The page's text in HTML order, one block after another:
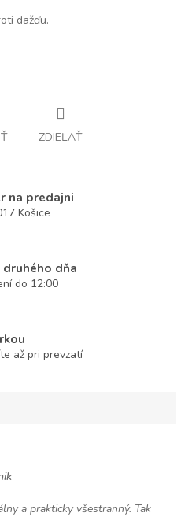
dažďu.
ZDIEĽAŤ
na predajni
Košice
dňa
do 12:00
až pri prevzatí
a prakticky všestranný. Tak